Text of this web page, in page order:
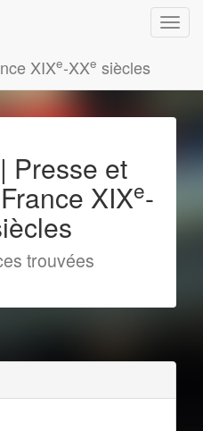
XIXe-XXe siècles
Presse et
XIXe-
trouvées